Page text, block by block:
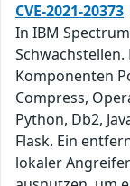
CVE-2021-20373
In IBM
Komponenten
Compress,
Python, Db2,
Flask. Ein
lokaler